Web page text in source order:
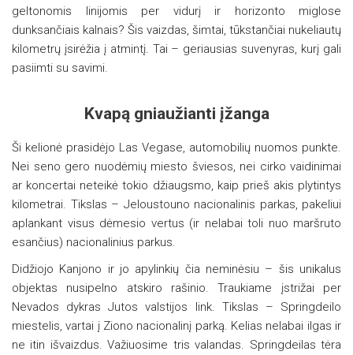
geltonomis linijomis per vidurį ir horizonto miglose
dunksančiais kalnais? Šis vaizdas, šimtai, tūkstančiai nukeliautų
kilometrų įsirėžia į atmintį. Tai – geriausias suvenyras, kurį gali
pasiimti su savimi.
Kvapą gniaužianti įžanga
Ši kelionė prasidėjo Las Vegase, automobilių nuomos punkte.
Nei seno gero nuodėmių miesto šviesos, nei cirko vaidinimai
ar koncertai neteikė tokio džiaugsmo, kaip prieš akis plytintys
kilometrai. Tikslas – Jeloustouno nacionalinis parkas, pakeliui
aplankant visus dėmesio vertus (ir nelabai toli nuo maršruto
esančius) nacionalinius parkus.
Didžiojo Kanjono ir jo apylinkių čia neminėsiu – šis unikalus
objektas nusipelno atskiro rašinio. Traukiame įstrižai per
Nevados dykras Jutos valstijos link. Tikslas – Springdeilo
miestelis, vartai į Ziono nacionalinį parką. Kelias nelabai ilgas ir
ne itin išvaizdus. Važiuosime tris valandas. Springdeilas tėra